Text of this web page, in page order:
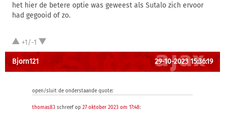
het hier de betere optie was geweest als Sutalo zich ervoor
had gegooid of zo.
+1/-1
Bjorn121 29-10-2023 15:36:19
open/sluit de onderstaande quote:
thomas83 schreef op 27 oktober 2023 om 17:48: